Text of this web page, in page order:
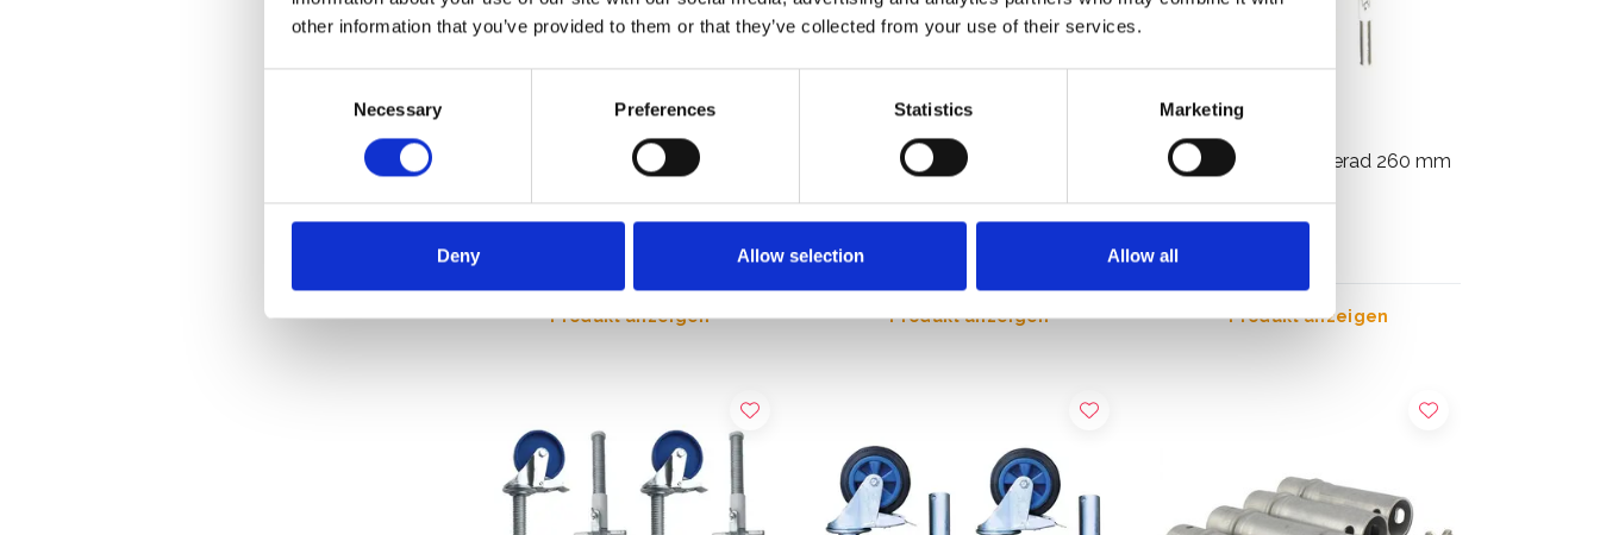
other information that you’ve provided to them or that they’ve collected from your use of their services.
Necessary Preferences Statistics Marketing
Deny Allow selection Allow all
Stahl-Fußspindel verstellbar (4
€125,00
Produkt anzeigen
Aluminium Fußspindel verstellbar
€261,00
Produkt anzeigen
Gerüstrollen Geländerad 260 mm
€249,00
Produkt anzeigen